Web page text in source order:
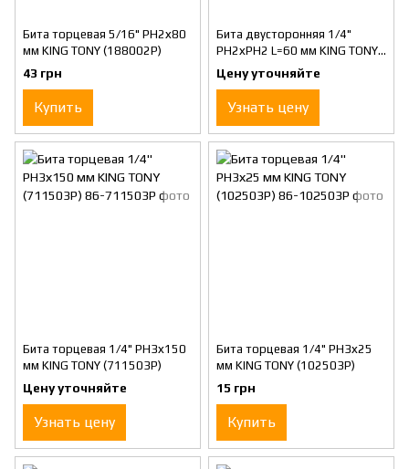
Бита торцевая 5/16" PH2х80
мм KING TONY (188002P)
43 грн
Купить
Бита двусторонняя 1/4"
PH2хPH2 L=60 мм KING TONY
(1360022P)
Цену уточняйте
Узнать цену
Бита торцевая 1/4" PH3х150
мм KING TONY (711503P)
Цену уточняйте
Узнать цену
Бита торцевая 1/4" PH3х25
мм KING TONY (102503P)
15 грн
Купить